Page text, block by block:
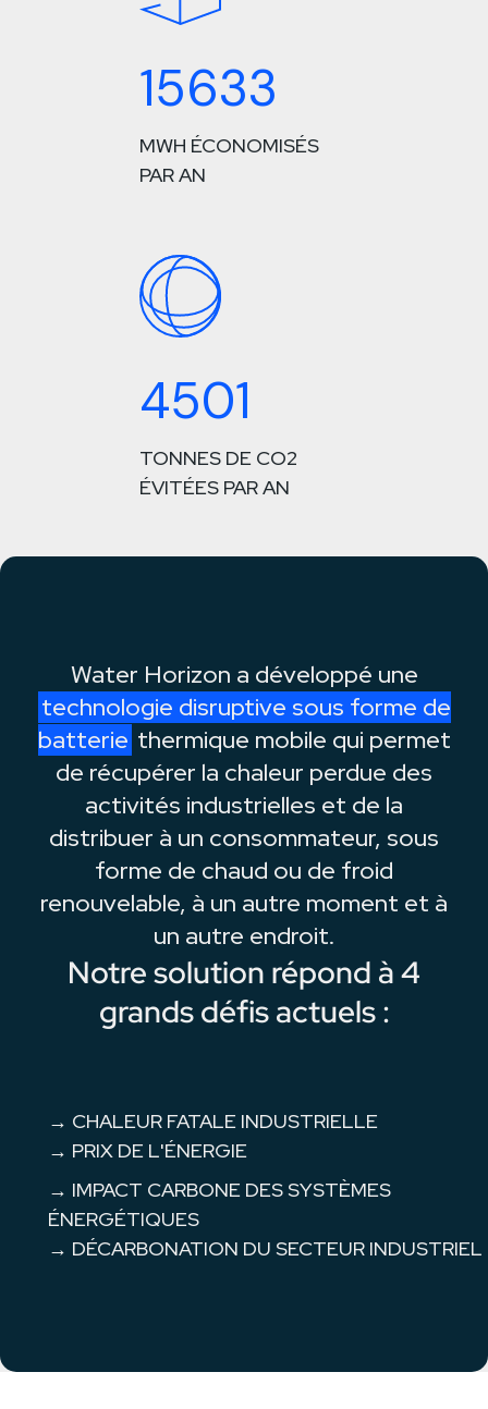
15633
MWH ÉCONOMISÉS
PAR AN
4501
TONNES DE CO2
ÉVITÉES PAR AN
Water Horizon a développé une
technologie disruptive sous forme de
batterie thermique mobile qui permet
de récupérer la chaleur perdue des
activités industrielles et de la
distribuer à un consommateur, sous
forme de chaud ou de froid
renouvelable, à un autre moment et à
un autre endroit.
Notre solution répond à 4
grands défis actuels :
→ CHALEUR FATALE INDUSTRIELLE
→ PRIX DE L'ÉNERGIE
→ IMPACT CARBONE DES SYSTÈMES
ÉNERGÉTIQUES
→ DÉCARBONATION DU SECTEUR INDUSTRIEL